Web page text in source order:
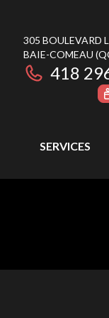
305 BOULEVARD
BAIE-COMEAU
418
SERVICES